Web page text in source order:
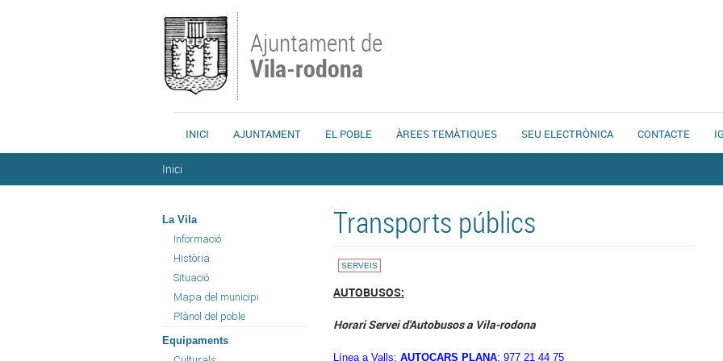
Ajuntament de
Vila-rodona
INICI AJUNTAMENT EL POBLE ÀREES TEMÀTIQUES SEU ELECTRÒNICA CONTACTE
Inici
La Vila
Informació
Història
Situació
Mapa del municipi
Plànol del poble
Equipaments
Transports públics
SERVEIS
AUTOBUSOS:
Horari Servei d'Autobusos a Vila-rodona
Línea a Valls: AUTOCARS PLANA: 977 21 44 75